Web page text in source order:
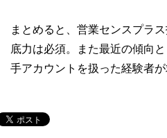
まとめると、営業センスプラ
底力は必須。また最近の傾向
手アカウントを扱った経験者が